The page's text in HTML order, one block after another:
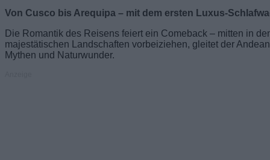
Von Cusco bis Arequipa – mit dem ersten Luxus-
Die Romantik des Reisens feiert ein Comeback – mitten in
majestätischen Landschaften vorbeiziehen, gleitet der
Mythen und Naturwunder.